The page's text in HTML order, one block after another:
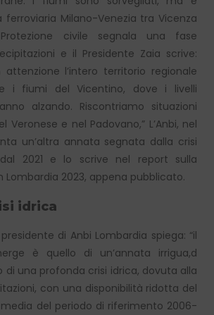
Milano-Venezia tra Vicenza
civile segnala una fase
e il Presidente Zaia scrive:
attenzione l’intero territorio regionale
i fiumi del Vicentino, dove i livelli
alzando. Riscontriamo situazioni
e nel Padovano,” L’Anbi, nel
un’altra annata segnata dalla crisi
2021 e lo scrive nel report sulla
Lombardia 2023, appena pubblicato.
idrica
di Anbi Lombardia spiega: “il
è quello di un’annata irrigua,d
di una profonda crisi idrica, dovuta alla
con una disponibilità ridotta del
del periodo di riferimento 2006-